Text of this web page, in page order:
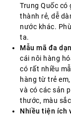
Trung Quốc có
thành rẻ, dễ
nước khác.
ta.
Mẫu mã đa
cái nôi hàng
có rất nhiều
hàng từ trẻ
và có các sản
thước, màu
Nhiều tiện ích